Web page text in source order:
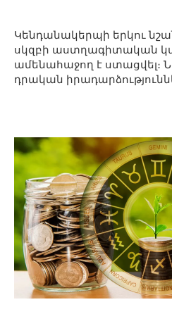
Կենդանակերպի երկու
սկզբի աստղագիտական
ամենահաջող է ստացվել։
դրական